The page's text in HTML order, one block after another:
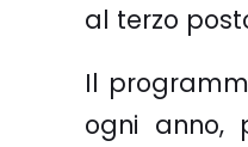
al terzo
Il
ogni anno,